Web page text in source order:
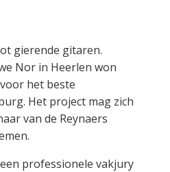
gierende gitaren.
Nor in Heerlen won
het beste
Het project mag zich
van de Reynaers
professionele vakjury